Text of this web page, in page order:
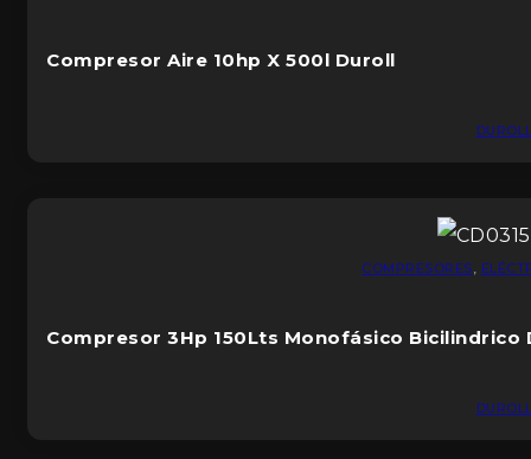
Compresor Aire 10hp X 500l Duroll
COMPRESORES
Compresor 3Hp 150Lts Monofásico Bicilindrico